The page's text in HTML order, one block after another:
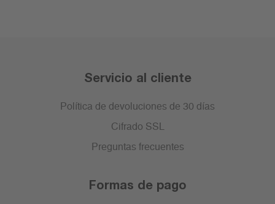
Servicio al cliente
Política de devoluciones de 30 días
Cifrado SSL
Preguntas frecuentes
Formas de pago